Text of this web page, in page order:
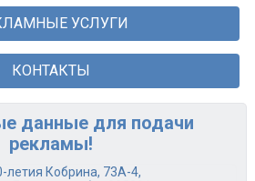
УСЛУГИ
КОНТАКТЫ
данные для подачи
рекламы!
летия Кобрина, 73А-4,